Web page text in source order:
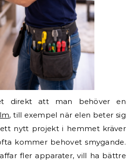
direkt att man behöver en
, till exempel när elen beter sig
nytt projekt i hemmet kräver
kommer behovet smygande.
fler apparater, vill ha bättre